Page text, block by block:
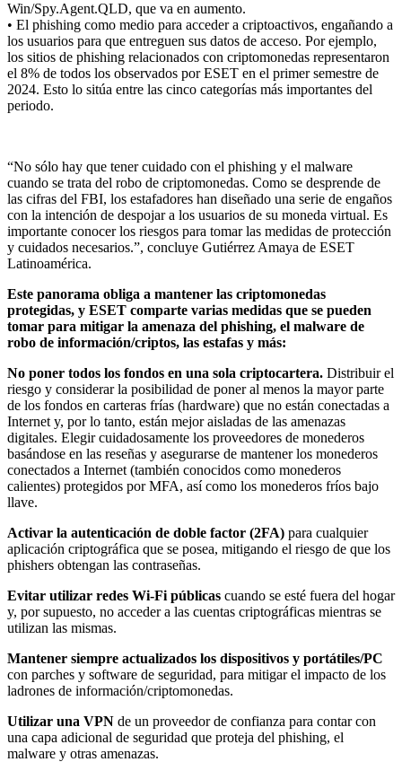
Win/Spy.Agent.QLD, que va en aumento.
• El phishing como medio para acceder a criptoactivos, engañando a
los usuarios para que entreguen sus datos de acceso. Por ejemplo,
los sitios de phishing relacionados con criptomonedas representaron
el 8% de todos los observados por ESET en el primer semestre de
2024. Esto lo sitúa entre las cinco categorías más importantes del
periodo.
“No sólo hay que tener cuidado con el phishing y el malware
cuando se trata del robo de criptomonedas. Como se desprende de
las cifras del FBI, los estafadores han diseñado una serie de engaños
con la intención de despojar a los usuarios de su moneda virtual. Es
importante conocer los riesgos para tomar las medidas de protección
y cuidados necesarios.”, concluye Gutiérrez Amaya de ESET
Latinoamérica.
Este panorama obliga a mantener las criptomonedas
protegidas, y ESET comparte varias medidas que se pueden
tomar para mitigar la amenaza del phishing, el malware de
robo de información/criptos, las estafas y más:
No poner todos los fondos en una sola criptocartera. Distribuir el
riesgo y considerar la posibilidad de poner al menos la mayor parte
de los fondos en carteras frías (hardware) que no están conectadas a
Internet y, por lo tanto, están mejor aisladas de las amenazas
digitales. Elegir cuidadosamente los proveedores de monederos
basándose en las reseñas y asegurarse de mantener los monederos
conectados a Internet (también conocidos como monederos
calientes) protegidos por MFA, así como los monederos fríos bajo
llave.
Activar la autenticación de doble factor (2FA) para cualquier
aplicación criptográfica que se posea, mitigando el riesgo de que los
phishers obtengan las contraseñas.
Evitar utilizar redes Wi-Fi públicas cuando se esté fuera del hogar
y, por supuesto, no acceder a las cuentas criptográficas mientras se
utilizan las mismas.
Mantener siempre actualizados los dispositivos y portátiles/PC
con parches y software de seguridad, para mitigar el impacto de los
ladrones de información/criptomonedas.
Utilizar una VPN de un proveedor de confianza para contar con
una capa adicional de seguridad que proteja del phishing, el
malware y otras amenazas.